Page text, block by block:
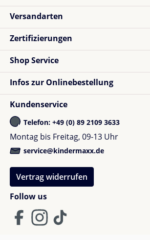
Versandarten
Zertifizierungen
Follow us
Shop Service
Infos zur Onlinebestellung
Kundenservice
Telefon: +49 (0) 89 2109 3633
Montag bis Freitag, 09-13 Uhr
service@kindermaxx.de
Vertrag widerrufen